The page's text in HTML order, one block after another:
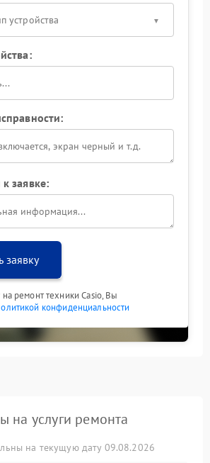
устройства
заявке:
заявку
на ремонт техники Casio, Вы
конфиденциальности
на услуги ремонта
на текущую дату 09.08.2026